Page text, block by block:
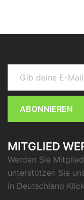
Gib deine E-Mail-Adresse ein ...
ABONNIEREN
MITGLIED
Werden Sie
unterstützen Sie
in Deutschland